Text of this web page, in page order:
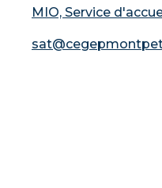
MIO, Service